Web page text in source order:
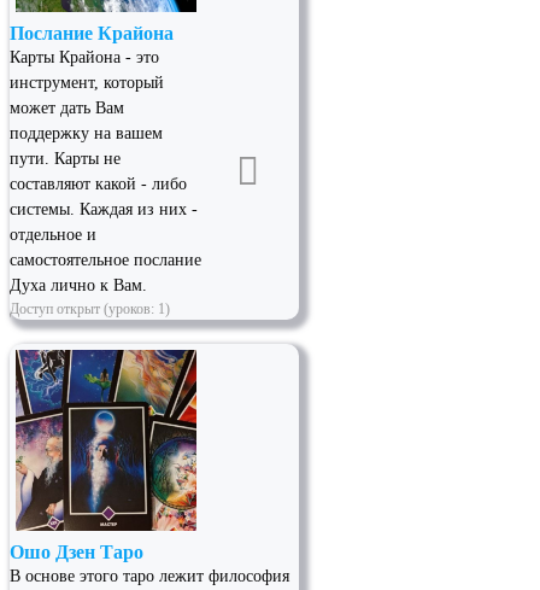
Послание Крайона
Карты Крайона - это
инструмент, который
может дать Вам
поддержку на вашем
пути. Карты не
составляют какой - либо
системы. Каждая из них -
отдельное и
самостоятельное послание
Духа лично к Вам.
Доступ открыт (уроков: 1)
Ошо Дзен Таро
В основе этого таро лежит философия